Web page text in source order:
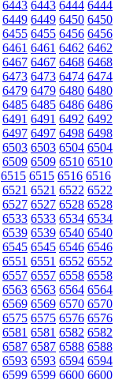
6443 6443 6444 6444
6449 6449 6450 6450
6455 6455 6456 6456
6461 6461 6462 6462
6467 6467 6468 6468
6473 6473 6474 6474
6479 6479 6480 6480
6485 6485 6486 6486
6491 6491 6492 6492
6497 6497 6498 6498
6503 6503 6504 6504
6509 6509 6510 6510
6515 6515 6516 6516
6521 6521 6522 6522
6527 6527 6528 6528
6533 6533 6534 6534
6539 6539 6540 6540
6545 6545 6546 6546
6551 6551 6552 6552
6557 6557 6558 6558
6563 6563 6564 6564
6569 6569 6570 6570
6575 6575 6576 6576
6581 6581 6582 6582
6587 6587 6588 6588
6593 6593 6594 6594
6599 6599 6600 6600